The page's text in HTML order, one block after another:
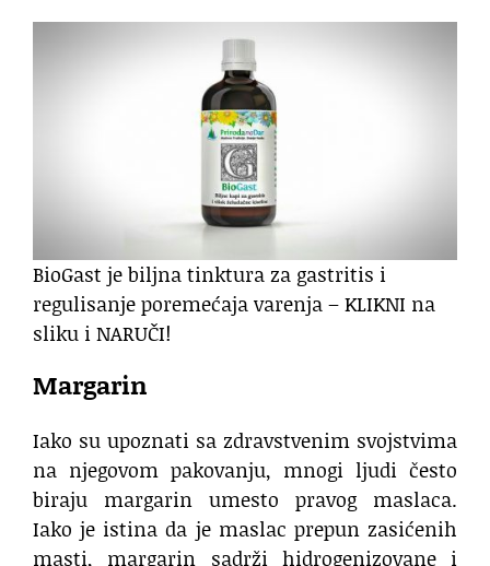
BioGast je biljna tinktura za gastritis i
regulisanje poremećaja varenja – KLIKNI na
sliku i NARUČI!
Margarin
Iako su upoznati sa zdravstvenim svojstvima
na njegovom pakovanju, mnogi ljudi često
biraju margarin umesto pravog maslaca.
Iako je istina da je maslac prepun zasićenih
masti, margarin sadrži hidrogenizovane i